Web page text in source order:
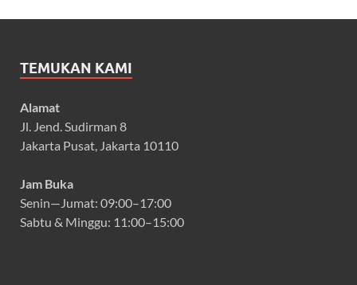
TEMUKAN KAMI
Alamat
Jl. Jend. Sudirman 8
Jakarta Pusat, Jakarta 10110
Jam Buka
Senin—Jumat: 09:00–17:00
Sabtu & Minggu: 11:00–15:00